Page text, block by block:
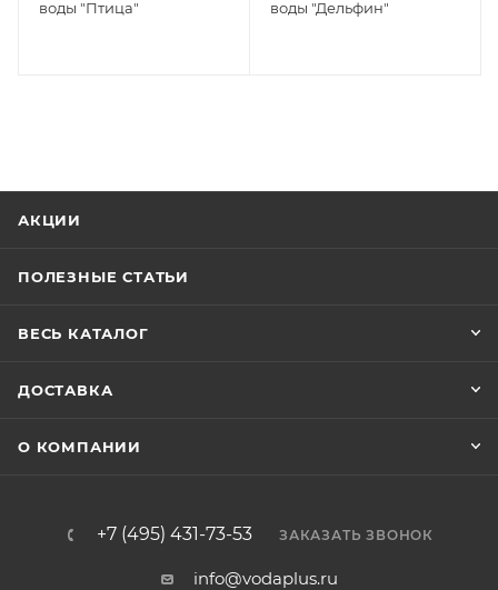
воды "Птица"
воды "Дельфин"
АКЦИИ
ПОЛЕЗНЫЕ СТАТЬИ
ВЕСЬ КАТАЛОГ
ДОСТАВКА
О КОМПАНИИ
+7 (495) 431-73-53 ЗАКАЗАТЬ ЗВОНОК
info@vodaplus.ru